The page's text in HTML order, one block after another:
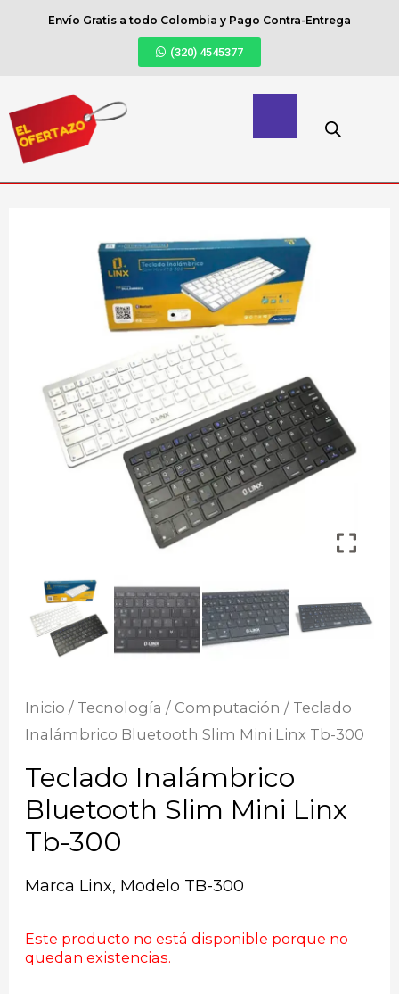
Envío Gratis a todo Colombia y Pago Contra-Entrega
(320) 4545377
Inicio / Tecnología / Computación / Teclado
Inalámbrico Bluetooth Slim Mini Linx Tb-300
Teclado Inalámbrico
Bluetooth Slim Mini Linx
Tb-300
Marca Linx, Modelo TB-300
Este producto no está disponible porque no
quedan existencias.